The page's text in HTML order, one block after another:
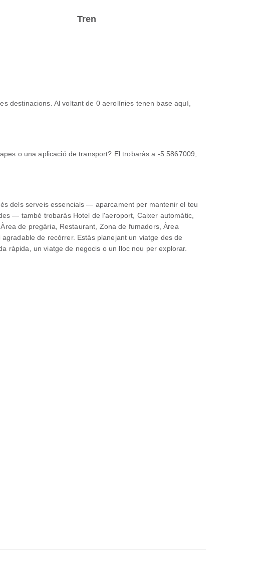
Tren
destinacions. Al voltant de 0 aerolínies tenen base aquí,
o una aplicació de transport? El trobaràs a -5.5867009,
dels serveis essencials — aparcament per mantenir el teu
— també trobaràs Hotel de l'aeroport, Caixer automàtic,
de pregària, Restaurant, Zona de fumadors, Àrea
de recórrer. Estàs planejant un viatge des de
ràpida, un viatge de negocis o un lloc nou per explorar.